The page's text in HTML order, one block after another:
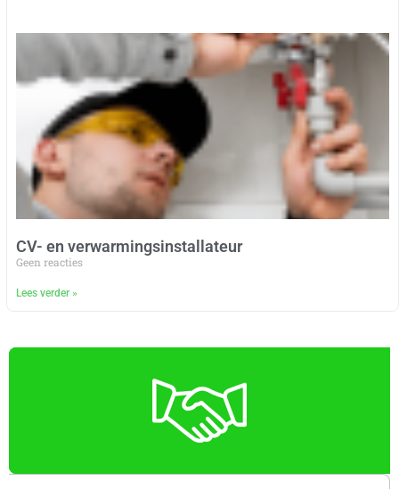
CV- en verwarmingsinstallateur
Geen reacties
Lees verder »